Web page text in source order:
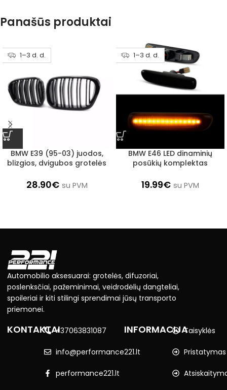
Panašūs produktai
1–3 d. d.
BMW E39 (95-03) juodos,
blizgios, dvigubos grotelės
28.90€ su PVM
1–3 d. d.
BMW E46 LED dinaminių
posūkių komplektas
19.99€ su PVM
Automobilio aksesuarai: grotelės, difuzoriai,
poslenksčiai, pažeminimai, veidrodėlių dangteliai,
spoileriai ir kiti stilingi sprendimai jūsų transporto
priemonei.
KONTAKTAI+37063831087
info@performance221.lt
performance221.lt
INFORMACIJATaisyklės
Pristatymas